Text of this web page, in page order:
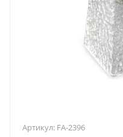
Артикул: FA-2396